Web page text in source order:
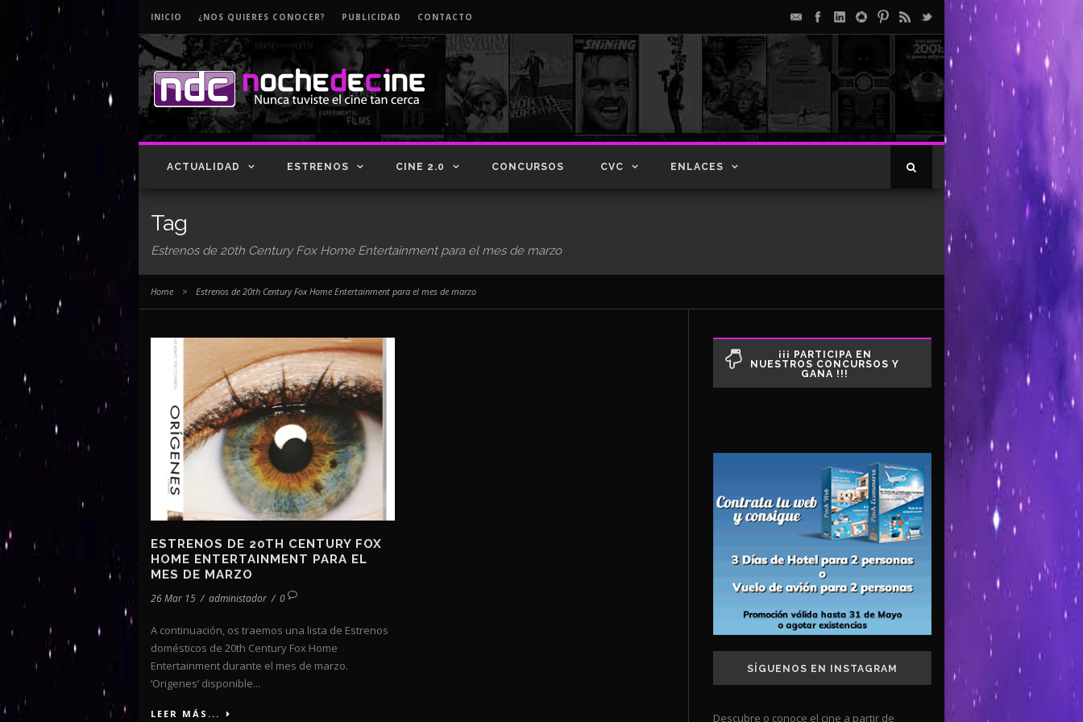
INICIO ¿NOS QUIERES CONOCER? PUBLICIDAD CONTACTO
ACTUALIDAD ESTRENOS CINE 2.0 CONCURSOS CVC ENLACES
Tag
Estrenos de 20th Century Fox Home Entertainment para el mes de marzo
Home > Estrenos de 20th Century Fox Home Entertainment para el mes de marzo
ESTRENOS DE 20TH CENTURY FOX
HOME ENTERTAINMENT PARA EL
MES DE MARZO
26 Mar 15 / administador / 0
A continuación, os traemos una lista de Estrenos
domésticos de 20th Century Fox Home
Entertainment durante el mes de marzo.
‘Origenes’ disponible...
LEER MÁS...
¡¡¡ PARTICIPA EN
NUESTROS CONCURSOS Y
GANA !!!
SÍGUENOS EN INSTAGRAM
Descubre o conoce el cine a partir de